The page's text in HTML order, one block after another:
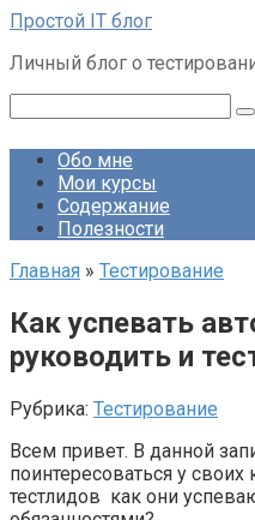
Перейти
контенту
Простой IT блог
Личный блог о
Обо мне
Мои курсы
Содержание
Полезности
Главная » Тестирование
Как успевать
руководить и
Рубрика: Тестирование
Всем привет. В данной
поинтересоваться у
тестлидов как они